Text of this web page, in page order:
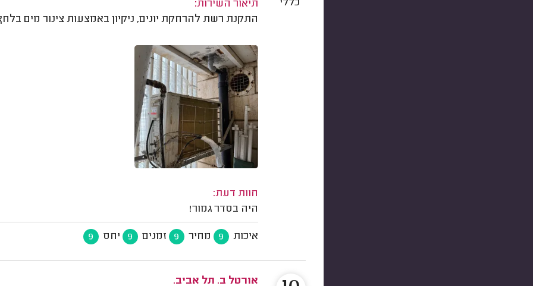
תיאור השירות:
התקנת רשת להרחקת יונים, ניקיון באמצעות צינור מים
חוות דעת:
היה בסדר גמור!
איכות 9 מחיר 9 זמנים 9 יחס 9
כללי
אורטל ב. תל אביב.